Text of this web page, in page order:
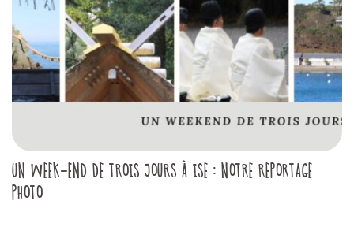
UN WEEK-END DE TROIS JOURS À ISE : NOTRE REPORTAGE
PHOTO